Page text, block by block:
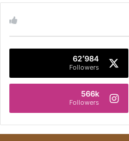
62٬984
Followers
566k
Followers